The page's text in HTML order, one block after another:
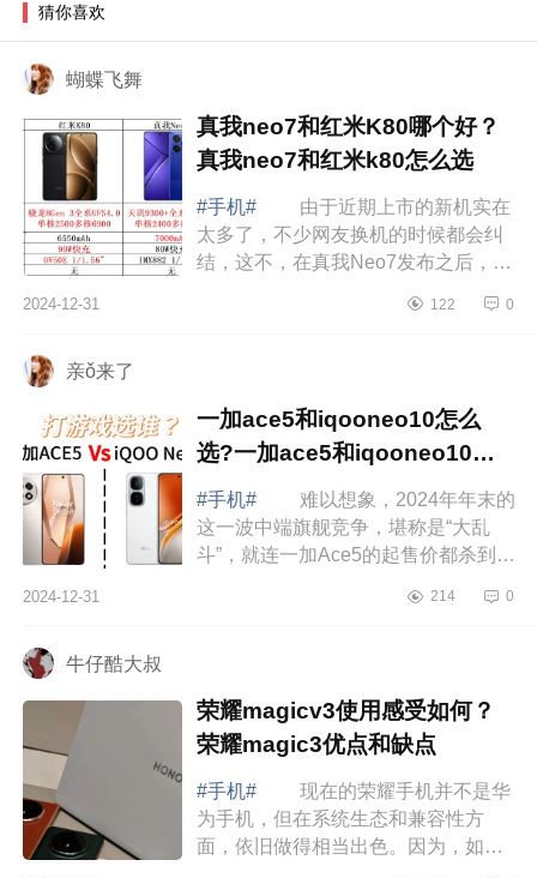
猜你喜欢
蝴蝶飞舞
真我neo7和红米K80哪个好？
真我neo7和红米k80怎么选
#手机#
由于近期上市的新机实在
太多了，不少网友换机的时候都会纠
结，这不，在真我Neo7发布之后，不
比红米K80便宜了400元，标准版低至
2024-12-31 122 0
亲ǒ来了
一加ace5和iqooneo10怎么
选?一加ace5和iqooneo10对
比哪个好
#手机#
难以想象，2024年年末的
这一波中端旗舰竞争，堪称是“大乱
斗”，就连一加Ace5的起售价都杀到了
样，这个时候，很多网友都开始纠结
2024-12-31 214 0
牛仔酷大叔
荣耀magicv3使用感受如何？
荣耀magic3优点和缺点
#手机#
现在的荣耀手机并不是华
为手机，但在系统生态和兼容性方
面，依旧做得相当出色。因为，如果